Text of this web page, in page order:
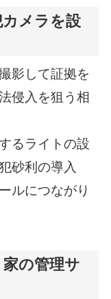
メラを設
影して証拠を
侵入を狙う相
るライトの設
砂利の導入
ルにつながり
の管理サ